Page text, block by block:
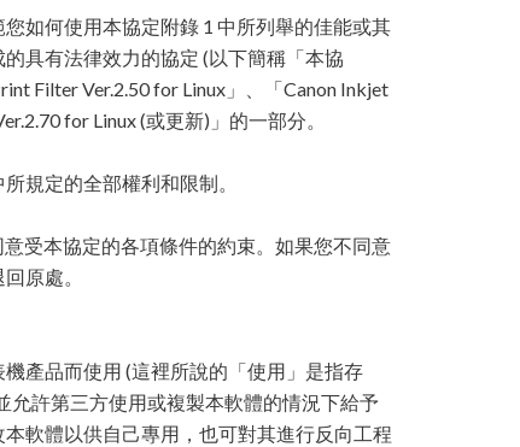
如何使用本協定附錄 1 中所列舉的佳能或其
具有法律效力的協定 (以下簡稱「本協
Filter Ver.2.50 for Linux」、「Canon Inkjet
for Linux (或更新)」的一部分。
規定的全部權利和限制。
受本協定的各項條件的約束。如果您不同意
原處。
產品而使用 (這裡所說的「使用」是指存
許第三方使用或複製本軟體的情況下給予
軟體以供自己專用，也可對其進行反向工程